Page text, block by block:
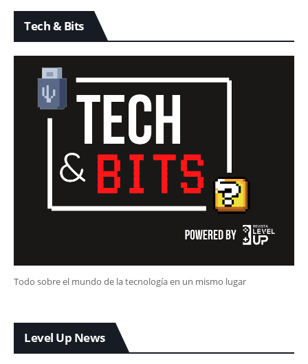
Tech & Bits
Todo sobre el mundo de la tecnología en un mismo lugar
Level Up News